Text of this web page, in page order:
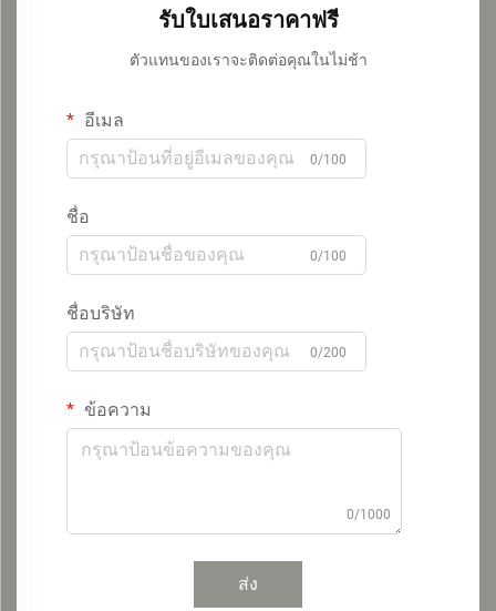
รับใบเสนอราคาฟรี
ตัวแทนของเราจะติดต่อคุณในไม่ช้า
อีเมล
0/100
ชื่อ
0/100
ชื่อบริษัท
0/200
ข้อความ
0/1000
ส่ง